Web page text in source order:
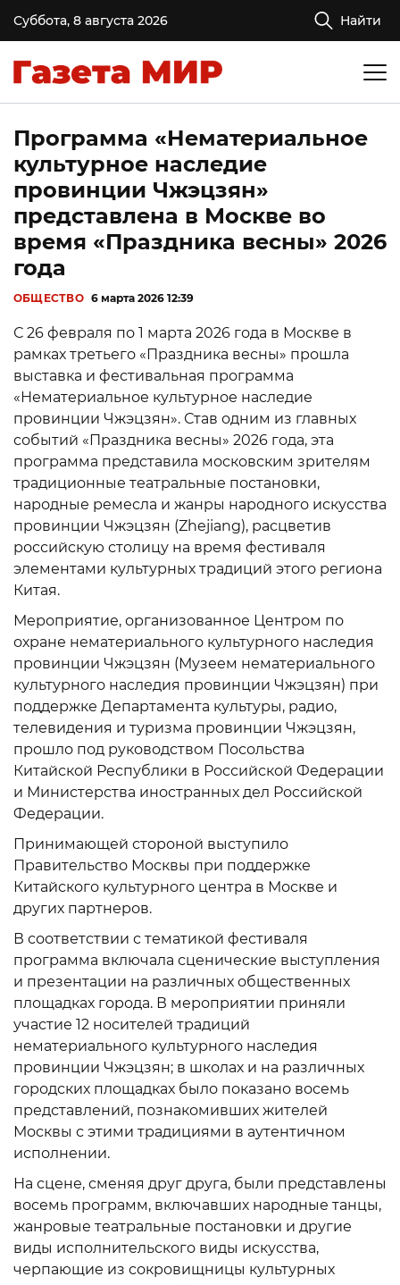
Суббота, 8 августа 2026 Найти
Программа «Нематериальное
культурное наследие
провинции Чжэцзян»
представлена в Москве во
время «Праздника весны» 2026
года
ОБЩЕСТВО 6 марта 2026 12:39
С 26 февраля по 1 марта 2026 года в Москве в
рамках третьего «Праздника весны» прошла
выставка и фестивальная программа
«Нематериальное культурное наследие
провинции Чжэцзян». Став одним из главных
событий «Праздника весны» 2026 года, эта
программа представила московским зрителям
традиционные театральные постановки,
народные ремесла и жанры народного искусства
провинции Чжэцзян (Zhejiang), расцветив
российскую столицу на время фестиваля
элементами культурных традиций этого региона
Китая.
Мероприятие, организованное Центром по
охране нематериального культурного наследия
провинции Чжэцзян (Музеем нематериального
культурного наследия провинции Чжэцзян) при
поддержке Департамента культуры, радио,
телевидения и туризма провинции Чжэцзян,
прошло под руководством Посольства
Китайской Республики в Российской Федерации
и Министерства иностранных дел Российской
Федерации.
Принимающей стороной выступило
Правительство Москвы при поддержке
Китайского культурного центра в Москве и
других партнеров.
В соответствии с тематикой фестиваля
программа включала сценические выступления
и презентации на различных общественных
площадках города. В мероприятии приняли
участие 12 носителей традиций
нематериального культурного наследия
провинции Чжэцзян; в школах и на различных
городских площадках было показано восемь
представлений, познакомивших жителей
Москвы с этими традициями в аутентичном
исполнении.
На сцене, сменяя друг друга, были представлены
восемь программ, включавших народные танцы,
жанровые театральные постановки и другие
виды исполнительского виды искусства,
черпающие из сокровищницы культурных